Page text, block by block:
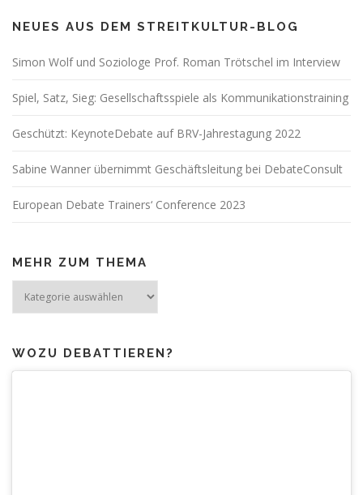
a
i
g
t
o
n
NEUES AUS DEM STREITKULTUR-BLOG
Simon Wolf und Soziologe Prof. Roman Trötschel im Interview
Spiel, Satz, Sieg: Gesellschaftsspiele als Kommunikationstraining
Geschützt: KeynoteDebate auf BRV-Jahrestagung 2022
Sabine Wanner übernimmt Geschäftsleitung bei DebateConsult
European Debate Trainers‘ Conference 2023
MEHR ZUM THEMA
zum
WOZU DEBATTIEREN?